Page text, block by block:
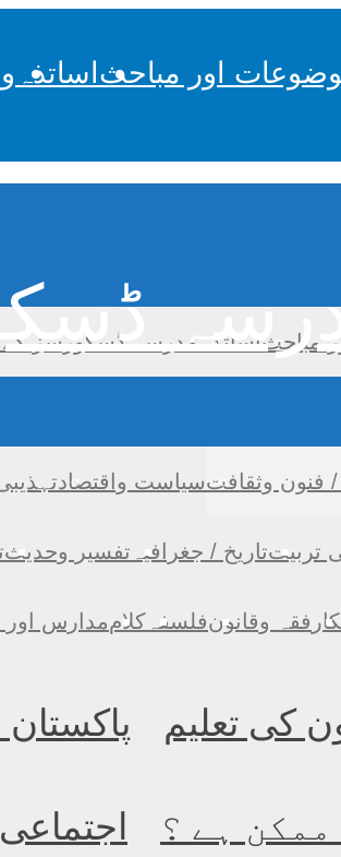
اور مباحثاساتذہ
مباحثاساتذہ مدرسہ ڈسکورسز کے
فنون وثقافتسیاست واقتصاد
تربیتتاریخ / جغرافیہ تفسیر وحدیث
فقہ وقانونفلسفہ کلاممدارس اور
کی تعلیم
ہے ؟